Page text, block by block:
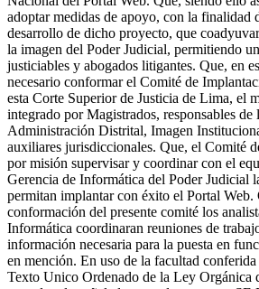
adoptar medidas de apoyo, con la finalidad
desarrollo de dicho proyecto, que
la imagen del Poder Judicial, permitiendo
justiciables y abogados litigantes. Que, en
necesario conformar el Comité de
esta Corte Superior de Justicia de Lima, el
integrado por Magistrados, responsables de
Administración Distrital, Imagen
auxiliares jurisdiccionales. Que, el Comité
por misión supervisar y coordinar con el
Gerencia de Informática del Poder Judicial
permitan implantar con éxito el Portal Web.
conformación del presente comité los
Informática coordinaran reuniones de
información necesaria para la puesta en
en mención. En uso de la facultad
Texto Unico Ordenado de la Ley Orgánica